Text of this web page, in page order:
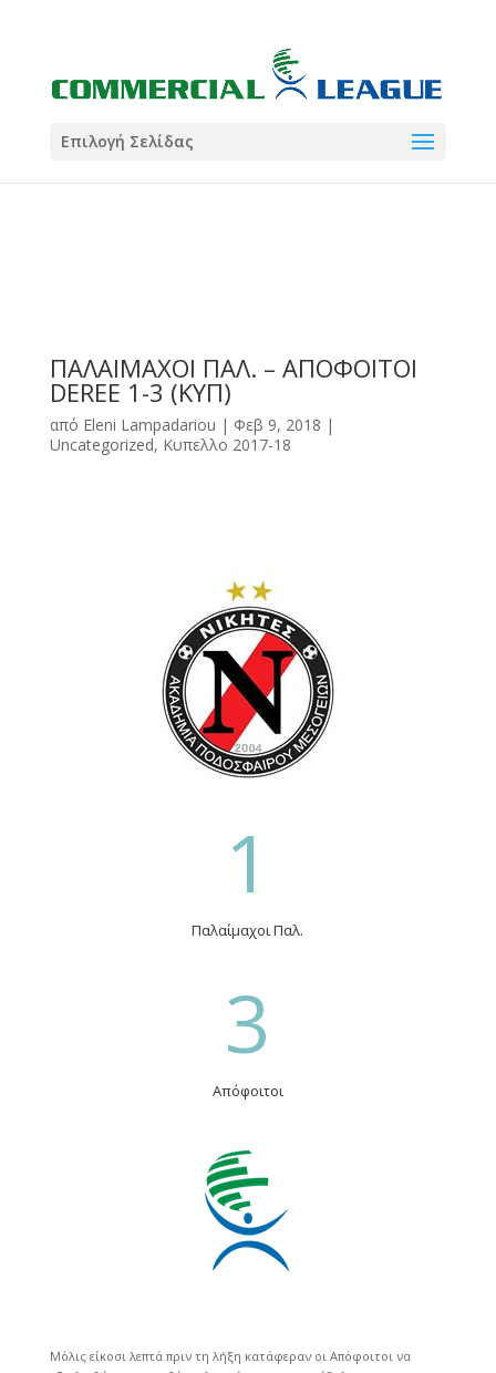
Coral
Σωματείο ΣΟΛ
Coral
5
Επιλογή Σελίδας
ΠΑΛΑΙΜΑΧΟΙ ΠΑΛ. – ΑΠΟΦΟΙΤΟΙ
DEREE 1-3 (ΚΥΠ)
από Eleni Lampadariou | Φεβ 9, 2018 |
Uncategorized, Κυπελλο 2017-18
1
Παλαίμαχοι Παλ.
3
Απόφοιτοι
Μόλις είκοσι λεπτά πριν τη λήξη κατάφεραν οι Απόφοιτοι να